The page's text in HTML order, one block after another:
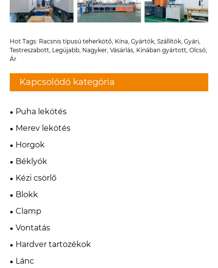
Hot Tags: Racsnis típusú teherkötő, Kína, Gyártók, Szállítók, Gyári,
Testreszabott, Legújabb, Nagyker, Vásárlás, Kínában gyártott, Olcsó,
Ár
Kapcsolódó kategória
Puha lekötés
Merev lekötés
Horgok
Béklyók
Kézi csörlő
Blokk
Clamp
Vontatás
Hardver tartozékok
Lánc